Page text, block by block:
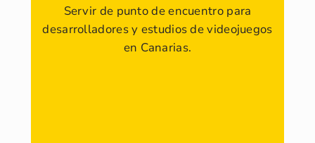
Servir de punto de encuentro para
desarrolladores y estudios de videojuegos
en Canarias.